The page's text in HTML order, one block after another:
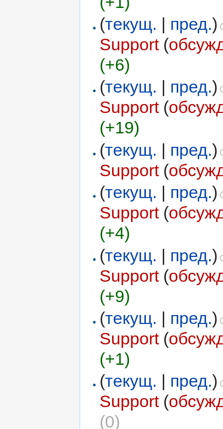
(текущ. | пред.)
Support (
(+6)
(текущ. пред.)
Support (
(+19)
(текущ. | пред.)
Support (
(текущ. | пред.)
Support (
(+4)
(текущ. | пред.)
Support (
(+9)
(текущ. | пред.)
Support (
(+1)
(текущ. пред.)
Support (
(0)